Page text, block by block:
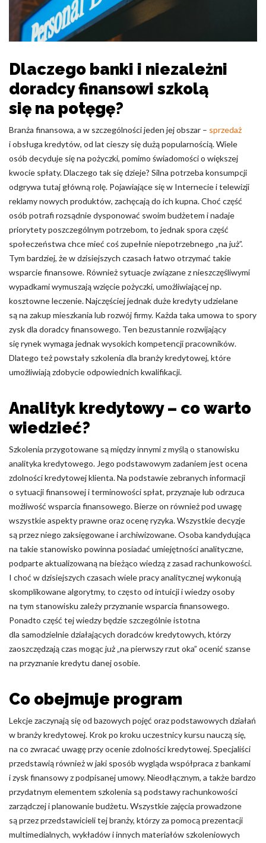
Dlaczego banki i niezależni
doradcy finansowi szkolą
się na potęgę?
Branża finansowa, a w szczególności jeden jej obszar – sprzedaż
i obsługa kredytów, od lat cieszy się dużą popularnością. Wiele
osób decyduje się na pożyczki, pomimo świadomości o większej
kwocie spłaty. Dlaczego tak się dzieje? Silna potrzeba konsumpcji
odgrywa tutaj główną rolę. Pojawiające się w Internecie i telewizji
reklamy nowych produktów, zachęcają do ich kupna. Choć część
osób potrafi rozsądnie dysponować swoim budżetem i nadaje
priorytety poszczególnym potrzebom, to jednak spora część
społeczeństwa chce mieć coś zupełnie niepotrzebnego „na już”.
Tym bardziej, że w dzisiejszych czasach łatwo otrzymać takie
wsparcie finansowe. Również sytuacje związane z nieszczęśliwymi
wypadkami wymuszają wzięcie pożyczki, umożliwiającej np.
kosztowne leczenie. Najczęściej jednak duże kredyty udzielane
są na zakup mieszkania lub rozwój firmy. Każda taka umowa to spory
zysk dla doradcy finansowego. Ten bezustannie rozwijający
się rynek wymaga jednak wysokich kompetencji pracowników.
Dlatego też powstały szkolenia dla branży kredytowej, które
umożliwiają zdobycie odpowiednich kwalifikacji.
Analityk kredytowy – co warto
wiedzieć?
Szkolenia przygotowane są między innymi z myślą o stanowisku
analityka kredytowego. Jego podstawowym zadaniem jest ocena
zdolności kredytowej klienta. Na podstawie zebranych informacji
o sytuacji finansowej i terminowości spłat, przyznaje lub odrzuca
możliwość wsparcia finansowego. Bierze on również pod uwagę
wszystkie aspekty prawne oraz ocenę ryzyka. Wszystkie decyzje
są przez niego zaksięgowane i archiwizowane. Osoba kandydująca
na takie stanowisko powinna posiadać umiejętności analityczne,
podparte aktualizowaną na bieżąco wiedzą z zasad rachunkowości.
I choć w dzisiejszych czasach wiele pracy analitycznej wykonują
skomplikowane algorytmy, to często od intuicji i wiedzy osoby
na tym stanowisku zależy przyznanie wsparcia finansowego.
Ponadto część tej wiedzy będzie szczególnie istotna
dla samodzielnie działających doradców kredytowych, którzy
zaoszczędzają czas mogąc już „na pierwszy rzut oka” ocenić szanse
na przyznanie kredytu danej osobie.
Co obejmuje program
Lekcje zaczynają się od bazowych pojęć oraz podstawowych działań
w branży kredytowej. Krok po kroku uczestnicy kursu nauczą się,
na co zwracać uwagę przy ocenie zdolności kredytowej. Specjaliści
przedstawią również w jaki sposób wygląda współpraca z bankami
i zysk finansowy z podpisanej umowy. Nieodłącznym, a także bardzo
przydatnym elementem szkolenia są podstawy rachunkowości
zarządczej i planowanie budżetu. Wszystkie zajęcia prowadzone
są przez przedstawicieli tej branży, którzy za pomocą prezentacji
multimedialnych, wykładów i innych materiałów szkoleniowych
zapamiętanie informacji, które zmieniają wygląd lub
funkcjonowanie strony, np. preferowany język lub region, w
którym znajduje się użytkownik.
Statystyka
Statystyczne pliki cookie pomagają właścicielem stron
internetowych zrozumieć, w jaki sposób różni użytkownicy
zachowują się na stronie, gromadząc i zgłaszając anonimowe
informacje.
Marketing
Marketingowe pliki cookie stosowane są w celu śledzenia
użytkowników na stronach internetowych. Celem jest
wyświetlanie reklam, które są istotne i interesujące dla
poszczególnych użytkowników i tym samym bardziej cenne dla
wydawców i reklamodawców strony trzeciej.
Nieklasyfikowane
Nieklasyfikowane pliki cookie, to pliki, które są w procesie
klasyfikowania, wraz z dostawcami poszczególnych ciasteczek.
Odrzuć
Zapisz moje preferencje